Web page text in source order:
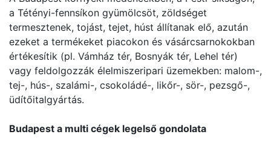
a Tétényi-fennsíkon gyümölcsöt, zöldséget
termesztenek, tojást, tejet, húst állítanak elő, azután
ezeket a termékeket piacokon és vásárcsarnokokban
értékesítik (pl. Vámház tér, Bosnyák tér, Lehel tér)
vagy feldolgozzák élelmiszeripari üzemekben: malom-,
tej-, hús-, szalámi-, csokoládé-, likőr-, sör-, pezsgő-,
üdítőitalgyártás.
Budapest a multi cégek legelső gondolata